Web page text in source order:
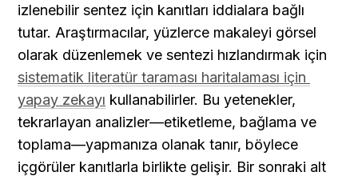
izlenebilir sentez için kanıtları iddialara bağlı
tutar. Araştırmacılar, yüzlerce makaleyi görsel
sistematik literatür taraması haritalaması için
yapay zekayı kullanabilirler. Bu yetenekler,
tekrarlayan analizler—etiketleme, bağlama ve
toplama—yapmanıza olanak tanır, böylece
içgörüler kanıtlarla birlikte gelişir. Bir sonraki alt